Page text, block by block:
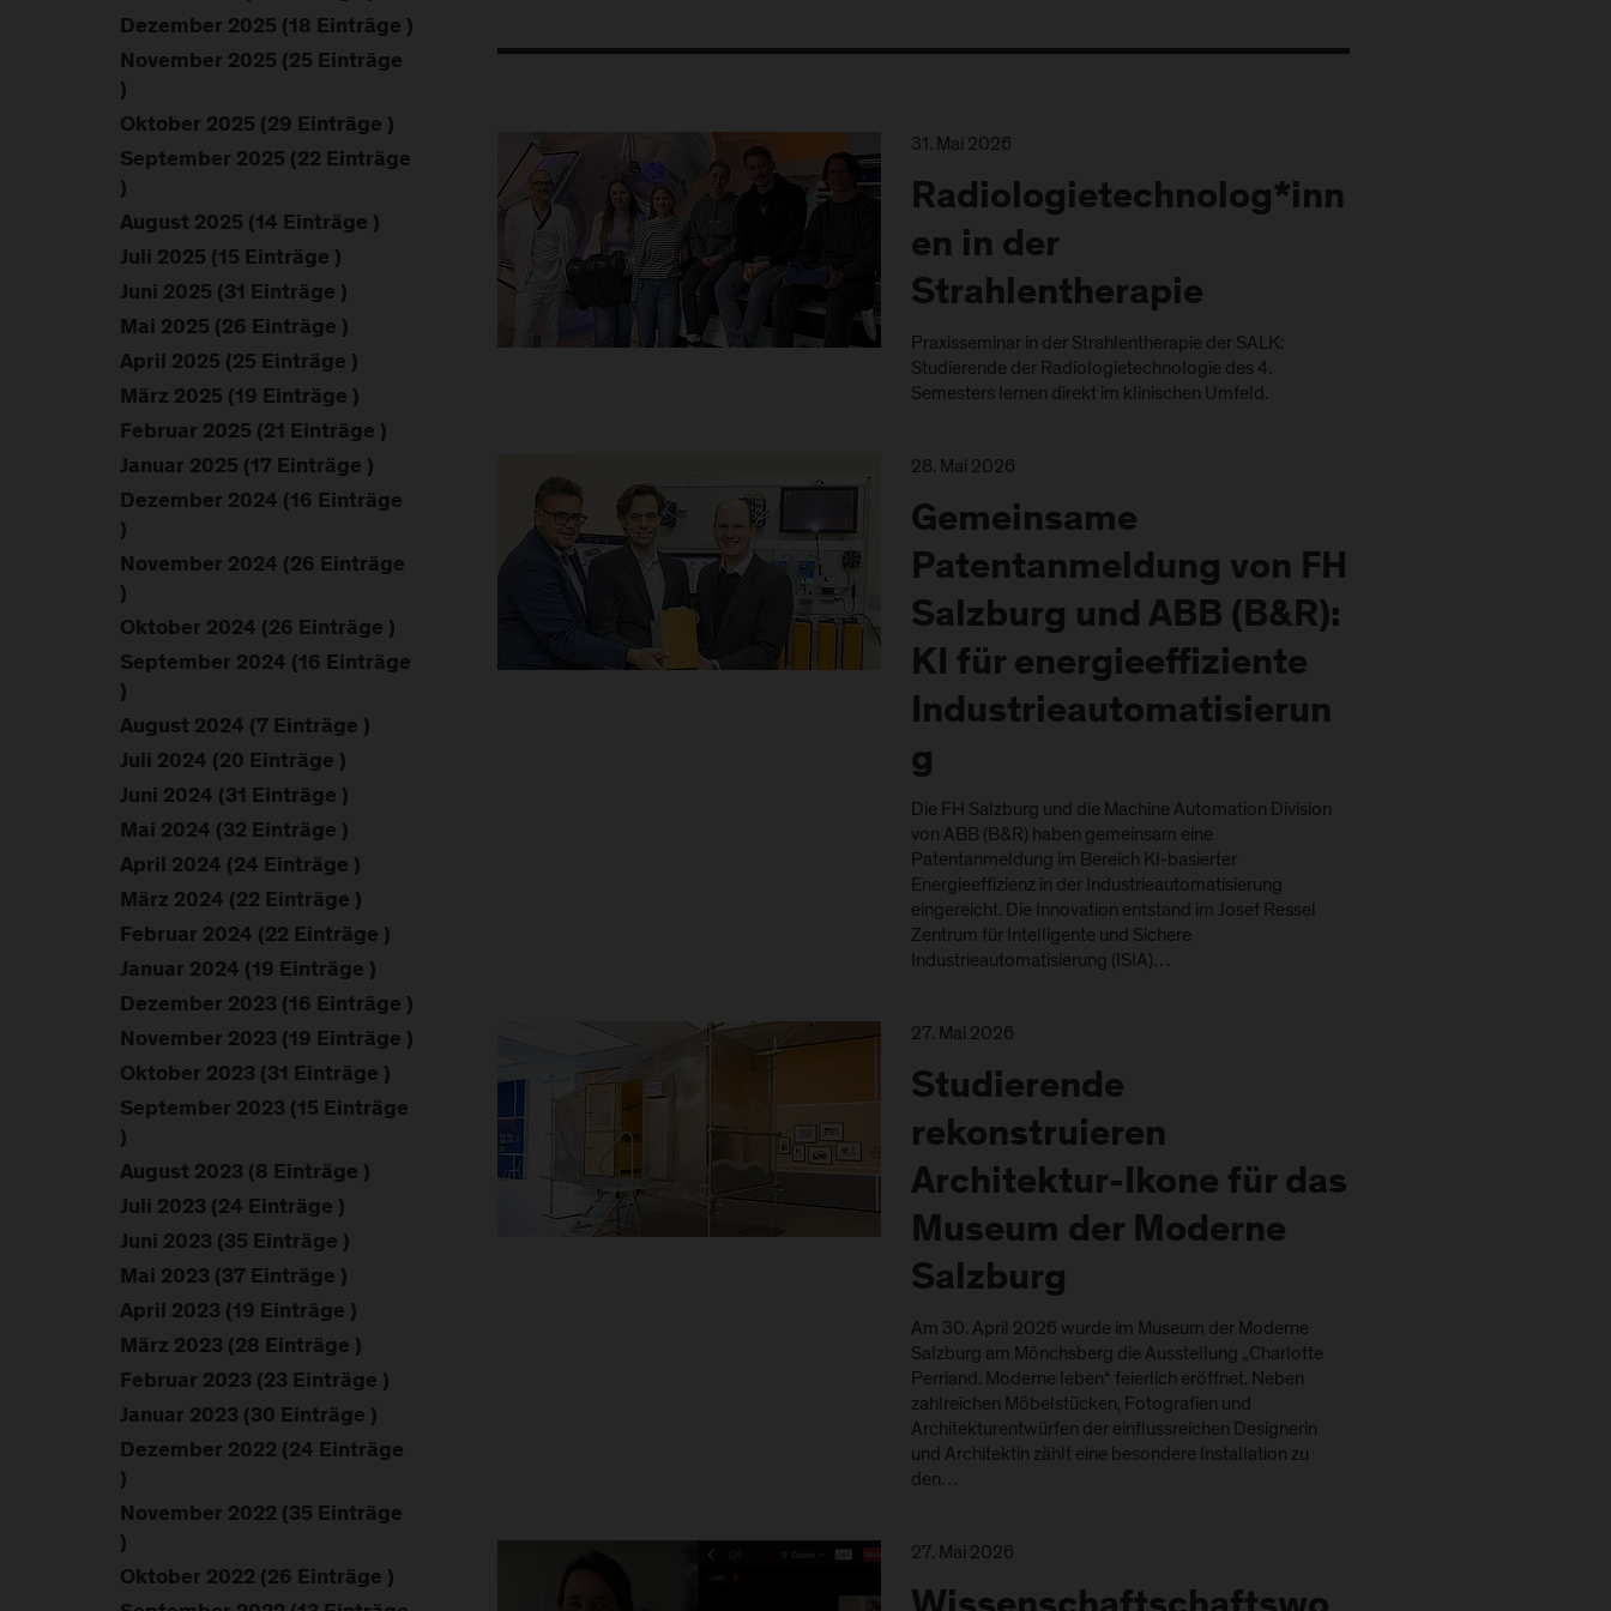
31. Mai 2026
Radiologietechnolog*inn
en in der
Strahlentherapie
Praxisseminar in der Strahlentherapie der SALK:
Studierende der Radiologietechnologie des 4.
Semesters lernen direkt im klinischen Umfeld.
28. Mai 2026
Gemeinsame
Patentanmeldung von FH
Salzburg und ABB (B&R):
KI für energieeffiziente
Industrieautomatisierun
g
Die FH Salzburg und die Machine Automation Division
von ABB (B&R) haben gemeinsam eine
Patentanmeldung im Bereich KI-basierter
Energieeffizienz in der Industrieautomatisierung
eingereicht. Die Innovation entstand im Josef Ressel
Zentrum für Intelligente und Sichere
Industrieautomatisierung (ISIA)…
27. Mai 2026
Studierende
rekonstruieren
Architektur-Ikone für das
Museum der Moderne
Salzburg
Am 30. April 2026 wurde im Museum der Moderne
Salzburg am Mönchsberg die Ausstellung „Charlotte
Perriand. Moderne leben“ feierlich eröffnet. Neben
zahlreichen Möbelstücken, Fotografien und
Architekturentwürfen der einflussreichen Designerin
und Architektin zählt eine besondere Installation zu
den…
27. Mai 2026
Dezember 2025 (18 Einträge )
November 2025 (25 Einträge
)
Oktober 2025 (29 Einträge )
September 2025 (22 Einträge
)
August 2025 (14 Einträge )
Juli 2025 (15 Einträge )
Juni 2025 (31 Einträge )
Mai 2025 (26 Einträge )
April 2025 (25 Einträge )
März 2025 (19 Einträge )
Februar 2025 (21 Einträge )
Januar 2025 (17 Einträge )
Dezember 2024 (16 Einträge
)
November 2024 (26 Einträge
)
Oktober 2024 (26 Einträge )
September 2024 (16 Einträge
)
August 2024 (7 Einträge )
Juli 2024 (20 Einträge )
Juni 2024 (31 Einträge )
Mai 2024 (32 Einträge )
April 2024 (24 Einträge )
März 2024 (22 Einträge )
Februar 2024 (22 Einträge )
Januar 2024 (19 Einträge )
Dezember 2023 (16 Einträge )
November 2023 (19 Einträge )
Oktober 2023 (31 Einträge )
September 2023 (15 Einträge
)
August 2023 (8 Einträge )
Juli 2023 (24 Einträge )
Juni 2023 (35 Einträge )
Mai 2023 (37 Einträge )
April 2023 (19 Einträge )
März 2023 (28 Einträge )
Februar 2023 (23 Einträge )
Januar 2023 (30 Einträge )
Dezember 2022 (24 Einträge
)
November 2022 (35 Einträge
)
Oktober 2022 (26 Einträge )